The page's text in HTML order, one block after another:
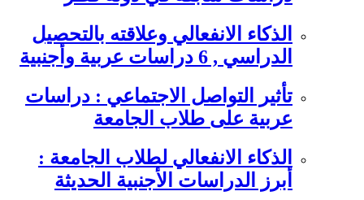
الذكاء الانفعالي وعلاقته بالتحصيل
الدراسي , 6 دراسات عربية وأجنبية
تأثير التواصل الاجتماعي : دراسات
عربية على طلاب الجامعة
الذكاء الانفعالي لطلاب الجامعة :
أبرز الدراسات الأجنبية الحديثة